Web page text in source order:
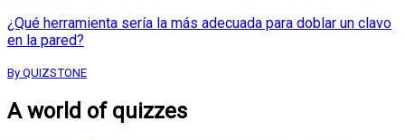
¿Qué herramienta sería la más adecuada para doblar un clavo
en la pared?
By QUIZSTONE
A world of quizzes